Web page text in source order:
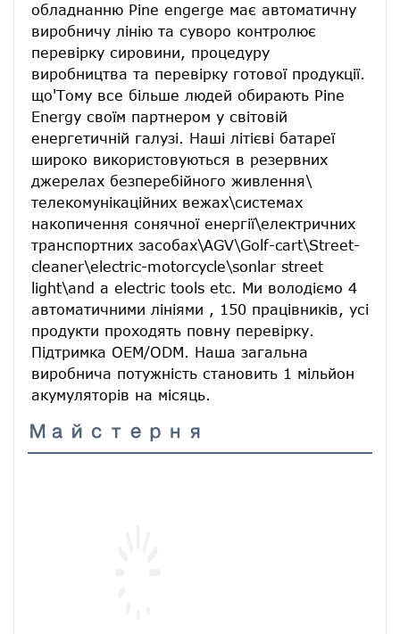
обладнанню Pine engerge має автоматичну
виробничу лінію та суворо контролює
перевірку сировини, процедуру
виробництва та перевірку готової продукції.
що'Тому все більше людей обирають Pine
Energy своїм партнером у світовій
енергетичній галузі. Наші літієві батареї
широко використовуються в резервних
джерелах безперебійного живлення\
телекомунікаційних вежах\системах
накопичення сонячної енергії\електричних
транспортних засобах\AGV\Golf-cart\Street-
cleaner\electric-motorcycle\sonlar street
light\and a electric tools etc. Ми володіємо 4
автоматичними лініями , 150 працівників, усі
продукти проходять повну перевірку.
Підтримка OEM/ODM. Наша загальна
виробнича потужність становить 1 мільйон
акумуляторів на місяць.
Майстерня